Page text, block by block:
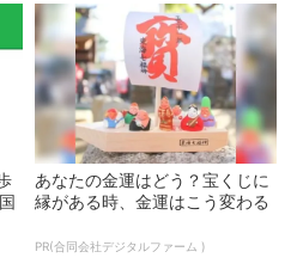
あなたの金運はどう？宝くじに
縁がある時、金運はこう変わる
PR(合同会社デジタルファーム )